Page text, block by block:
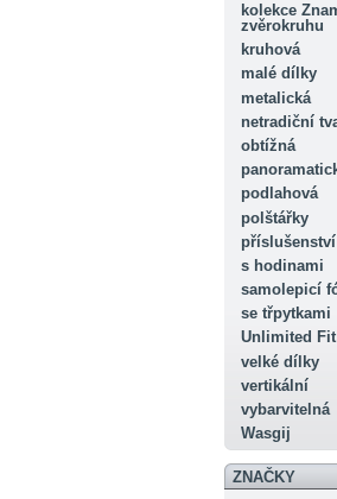
kolekce
zvěrokruhu
kruhová
malé dílky
metalická
netradiční
obtížná
podlahová
polštářky
příslušenství
s hodinami
samolepicí
se třpytkami
Unlimited
velké dílky
vertikální
vybarvitelná
Wasgij
ZNAČKY